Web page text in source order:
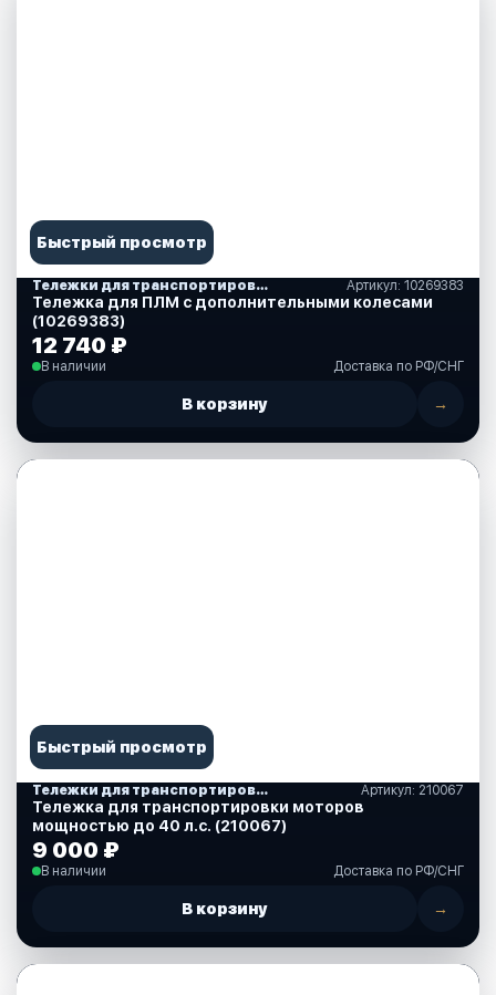
Быстрый просмотр
Тележки для транспортировки моторов Артикул: 10269383
Тележка для ПЛМ с дополнительными колесами
(10269383)
12 740 ₽
В наличии Доставка по РФ/СНГ
В корзину →
Быстрый просмотр
Тележки для транспортировки моторов Артикул: 210067
Тележка для транспортировки моторов
мощностью до 40 л.с. (210067)
9 000 ₽
В наличии Доставка по РФ/СНГ
В корзину →